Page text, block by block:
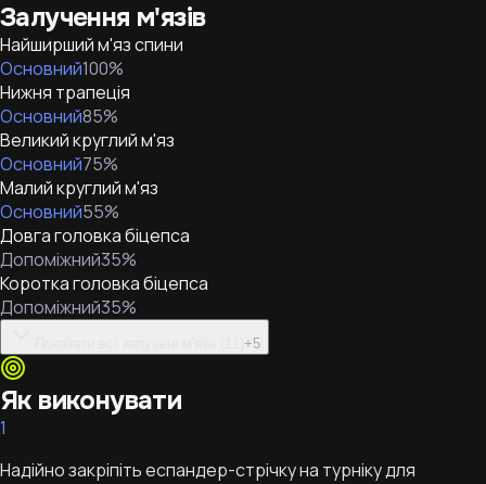
Залучення м'язів
Найширший м'яз спини
Основний100%
Нижня трапеція
Основний85%
Великий круглий м'яз
Основний75%
Малий круглий м'яз
Основний55%
Довга головка біцепса
Допоміжний35%
Коротка головка біцепса
Допоміжний35%
+5
Як виконувати
1
Надійно закріпіть еспандер-стрічку на турніку для